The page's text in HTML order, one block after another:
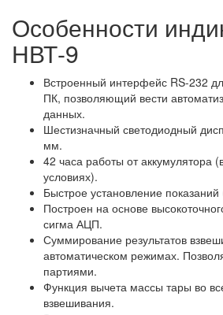
Особенности
НВТ-9
Встроенный интерфейс RS-232
ПК, позволяющий вести
данных.
Шестизначный светодиодный
мм.
42 часа работы от аккумулятора
условиях).
Быстрое установление
Построен на основе
сигма АЦП.
Суммирование результатов
автоматическом режимах.
партиями.
Функция вычета массы тары во
взвешивания.